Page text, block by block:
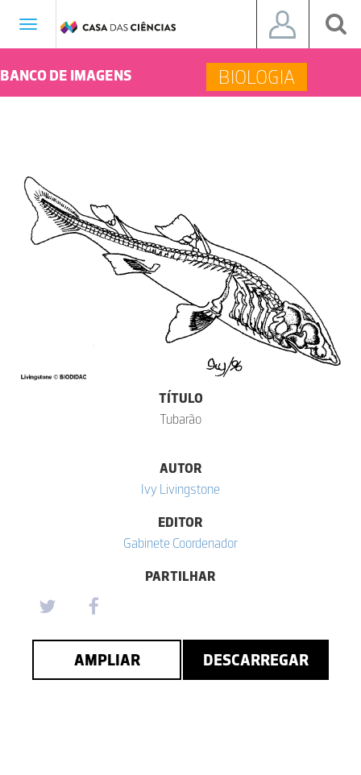
Toggle
BANCO DE IMAGENS BIOLOGIA
TÍTULO
Tubarão
AUTOR
Ivy Livingstone
EDITOR
Gabinete Coordenador
PARTILHAR
AMPLIAR DESCARREGAR